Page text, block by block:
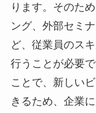
ります。そのた
ング、外部セミ
ど、従業員のス
行うことが必要
ことで、新しい
きるため、企業